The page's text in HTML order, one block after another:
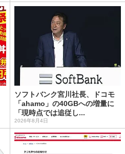
ソフトバンク宮川社長、ドコモ
「ahamo」の40GBへの増量に
「現時点では追従し...
2026年8月4日